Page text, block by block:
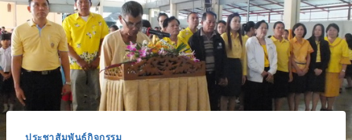
ประชาสัมพันธ์กิจกรรม